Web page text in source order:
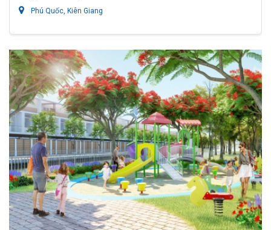
Phú Quốc, Kiên Giang